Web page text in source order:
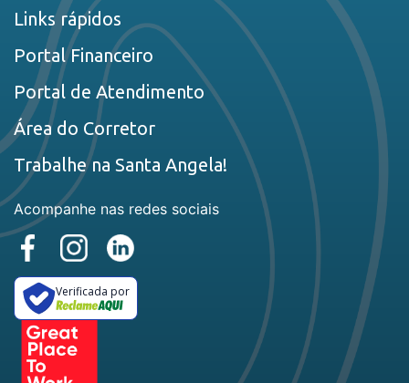
Links rápidos
Portal Financeiro
Portal de Atendimento
Área do Corretor
Trabalhe na Santa Angela!
Acompanhe nas redes sociais
Verificada por